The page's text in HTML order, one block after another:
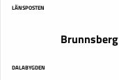
LÄNSPOSTEN
DALABYGDEN